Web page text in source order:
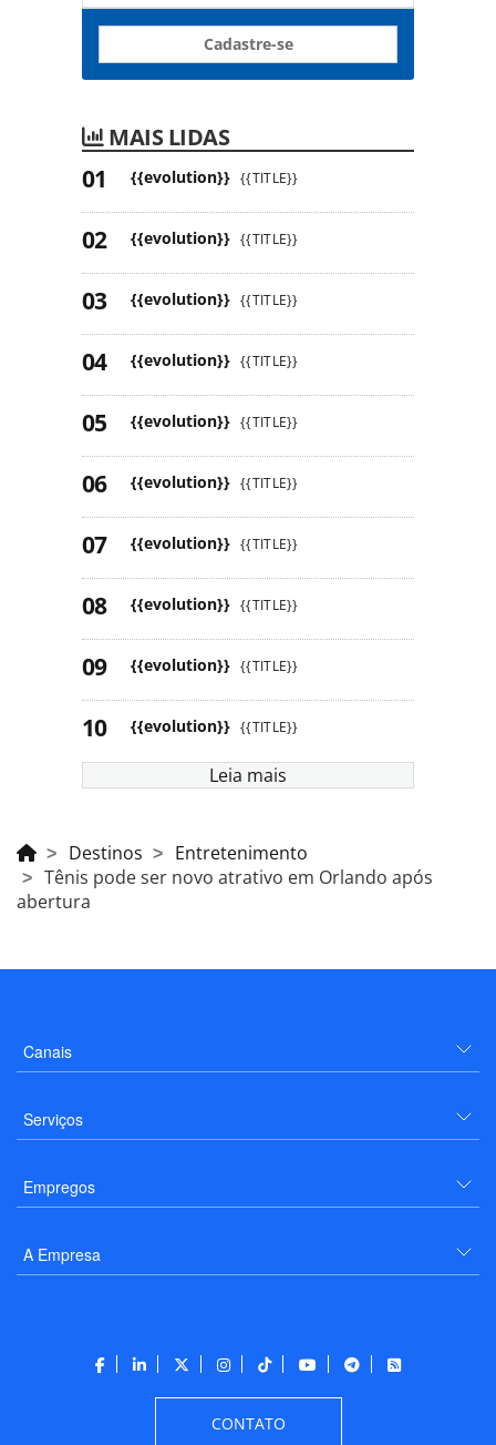
Cadastre-se
MAIS LIDAS
{{evolution}} {{TITLE}}
{{evolution}} {{TITLE}}
{{evolution}} {{TITLE}}
{{evolution}} {{TITLE}}
{{evolution}} {{TITLE}}
{{evolution}} {{TITLE}}
{{evolution}} {{TITLE}}
{{evolution}} {{TITLE}}
{{evolution}} {{TITLE}}
{{evolution}} {{TITLE}}
Leia mais
Destinos
Entretenimento
Tênis pode ser novo atrativo em Orlando após
abertura
Canais
Serviços
Empregos
A Empresa
CONTATO